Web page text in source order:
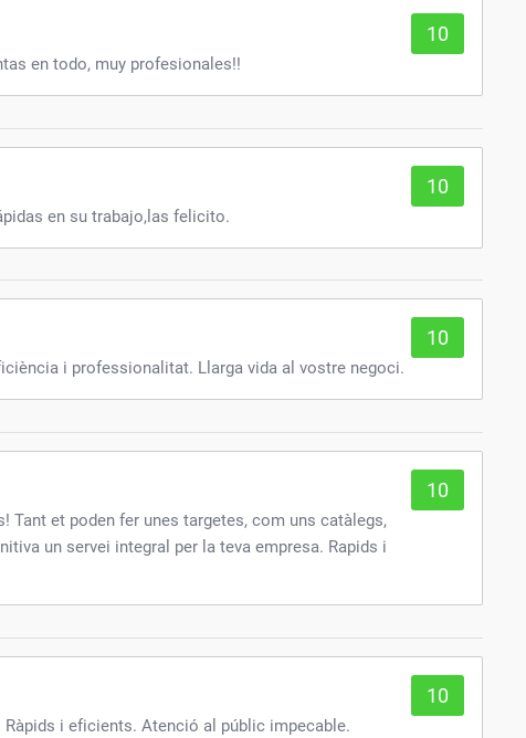
Garantizar la seguridad, evitar fraudes y depurar errores, Servir
10
en todo, muy profesionales!!
10
en su trabajo,las felicito.
10
i professionalitat. Llarga vida al vostre negoci.
10
Tant et poden fer unes targetes, com uns catàlegs,
un servei integral per la teva empresa. Rapids i
10
i eficients. Atenció al públic impecable.